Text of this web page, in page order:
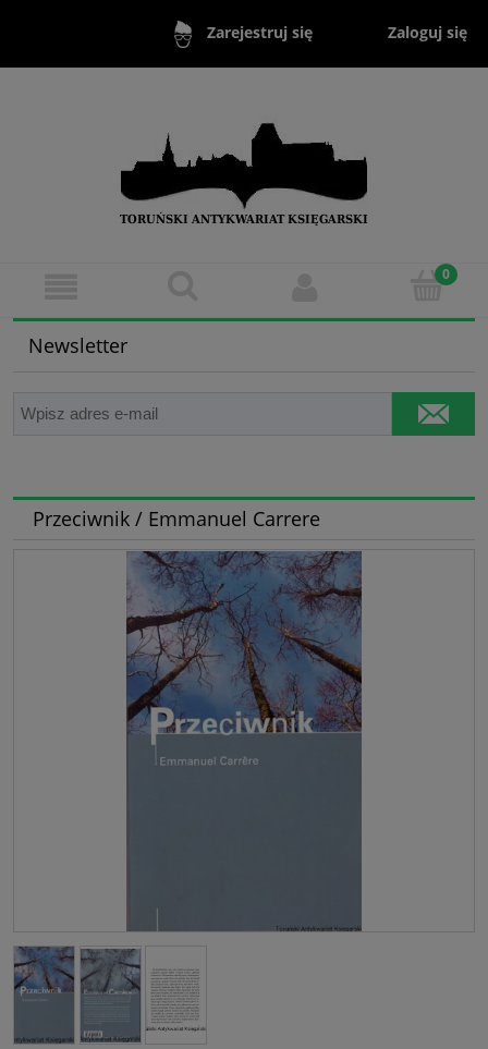
Zarejestruj się Zaloguj się
Newsletter
Przeciwnik / Emmanuel Carrere